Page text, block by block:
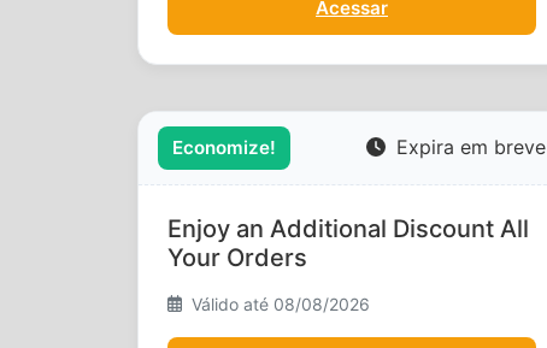
Acessar
Economize! Expira em breve
Enjoy an Additional Discount All
Your Orders
Válido até 08/08/2026